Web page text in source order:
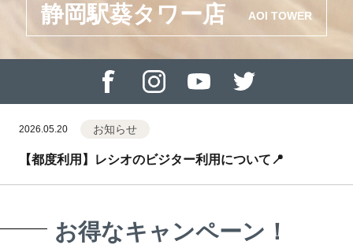
静岡駅葵タワー店 AOI TOWER
2026.05.20 お知らせ
【都度利用】レシオのビジター利用について📍
お得なキャンペーン！